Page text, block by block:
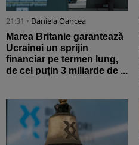
21:31 • Daniela Oancea
Marea Britanie garantează
Ucrainei un sprijin
financiar pe termen lung,
de cel puțin 3 miliarde de ...